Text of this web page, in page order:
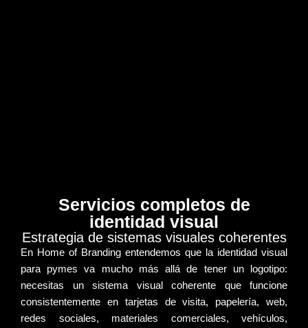
Servicios completos de
identidad visual
Estrategia de sistemas visuales coherentes
En Home of Branding entendemos que la identidad visual
para pymes va mucho más allá de tener un logotipo:
necesitas un sistema visual coherente que funcione
consistentemente en tarjetas de visita, papelería, web,
redes sociales, materiales comerciales, vehículos,